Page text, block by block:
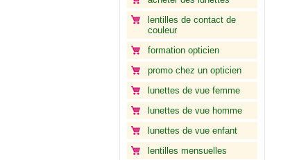
lentilles de contact de
couleur
formation opticien
promo chez un opticien
lunettes de vue femme
lunettes de vue homme
lunettes de vue enfant
lentilles mensuelles